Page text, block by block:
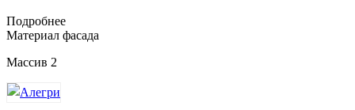
Подробнее
Материал фасада
Массив 2